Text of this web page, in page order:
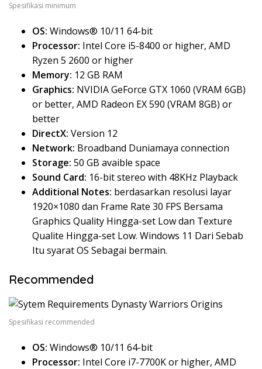
Spesifikasi minimum
OS: Windows® 10/11 64-bit
Processor: Intel Core i5-8400 or higher, AMD
Ryzen 5 2600 or higher
Memory: 12 GB RAM
Graphics: NVIDIA GeForce GTX 1060 (VRAM 6GB)
or better, AMD Radeon EX 590 (VRAM 8GB) or
better
DirectX: Version 12
Network: Broadband Duniamaya connection
Storage: 50 GB avaible space
Sound Card: 16-bit stereo with 48KHz Playback
Additional Notes: berdasarkan resolusi layar
1920×1080 dan Frame Rate 30 FPS Bersama
Graphics Quality Hingga-set Low dan Texture
Qualite Hingga-set Low. Windows 11 Dari Sebab
Itu syarat OS Sebagai bermain.
Recommended
Spesifikasi recommended
OS: Windows® 10/11 64-bit
Processor: Intel Core i7-7700K or higher, AMD